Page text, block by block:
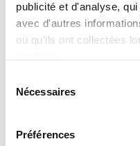
publicité et d'analyse,
avec d'autres
ou qu'ils ont collectées
Nécessaires
Préférences
Manu Robles-
Barrainkua 13 -
Telf. +33 (0) 559 25